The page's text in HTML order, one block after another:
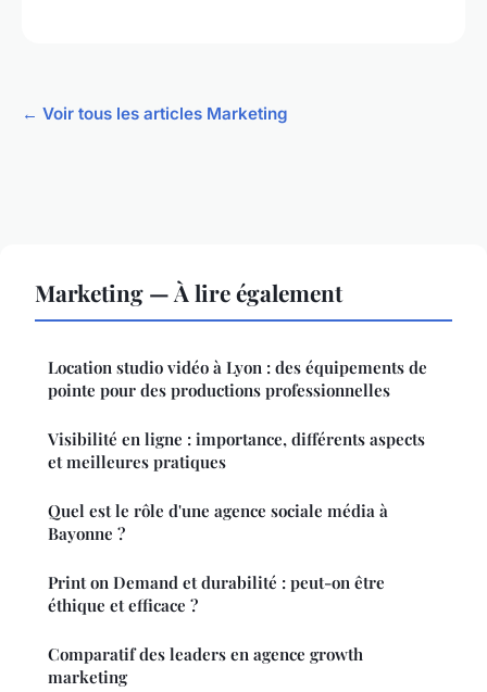
← Voir tous les articles Marketing
Marketing — À lire également
Location studio vidéo à Lyon : des équipements de
pointe pour des productions professionnelles
Visibilité en ligne : importance, différents aspects
et meilleures pratiques
Quel est le rôle d'une agence sociale média à
Bayonne ?
Print on Demand et durabilité : peut-on être
éthique et efficace ?
Comparatif des leaders en agence growth
marketing